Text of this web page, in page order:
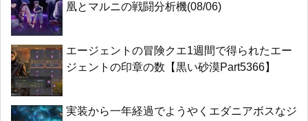
凰とマルニの戦闘分析機(08/06)
エージェントの冒険クエ1週間で得られたエー
ジェントの印章の数【黒い砂漠Part5366】
実装から一年経過でようやくエダニアボスなジ